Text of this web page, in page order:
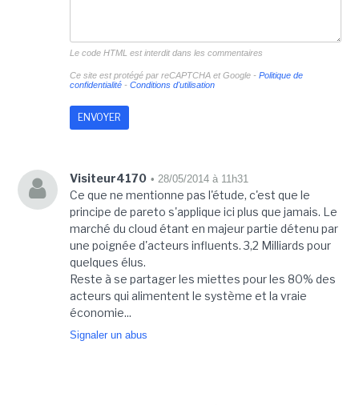
Le code HTML est interdit dans les commentaires
Ce site est protégé par reCAPTCHA et Google - Politique de
confidentialité- Conditions d'utilisation
Visiteur4170 • 28/05/2014 à 11h31
Ce que ne mentionne pas l'étude, c'est que le
principe de pareto s'applique ici plus que jamais. Le
marché du cloud étant en majeur partie détenu par
une poignée d'acteurs influents. 3,2 Milliards pour
quelques élus.
Reste à se partager les miettes pour les 80% des
acteurs qui alimentent le système et la vraie
économie...
Signaler un abus